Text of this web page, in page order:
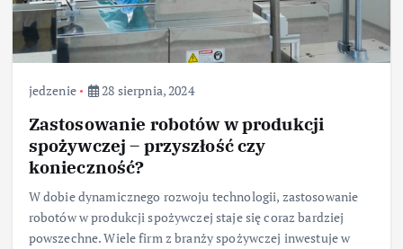
jedzenie 28 sierpnia, 2024
Zastosowanie robotów w produkcji
spożywczej – przyszłość czy
konieczność?
W dobie dynamicznego rozwoju technologii, zastosowanie
robotów w produkcji spożywczej staje się coraz bardziej
powszechne. Wiele firm z branży spożywczej inwestuje w